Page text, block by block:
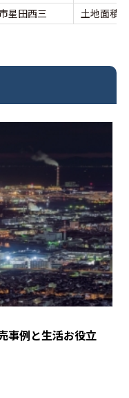
星田西三 土地面積
事例と生活お役立